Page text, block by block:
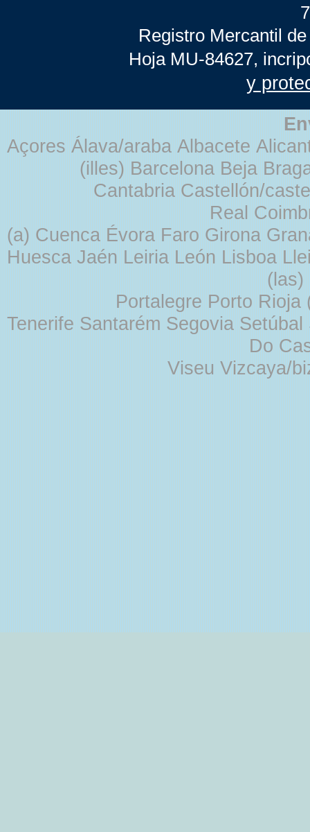
Registro Mercantil
Hoja MU-84627,
y
Açores Álava/araba Albacete
(illes) Barcelona Beja
Cantabria Castellón/
Real
(a) Cuenca Évora Faro Girona
Huesca Jaén Leiria León Lisboa
Portalegre Porto
Tenerife Santarém Segovia
Do
Viseu Vizcaya/